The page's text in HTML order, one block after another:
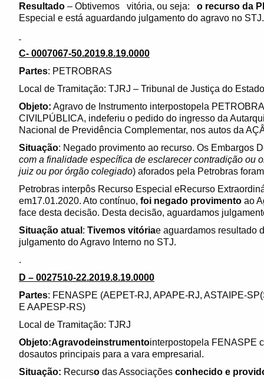
Resultado – Obtivemos vitória, ou seja: o recurso da
Especial e está aguardando julgamento do agravo no STJ.
C- 0007067-50.2019.8.19.0000
Partes: PETROBRAS
Local de Tramitação: TJRJ – Tribunal de Justiça do
Objeto: Agravo de Instrumento interpostopela
CIVILPÚBLICA, indeferiu o pedido do ingresso da
Nacional de Previdência Complementar, nos autos da
Situação: Negado provimento ao recurso. Os Embargos
com a finalidade específica de esclarecer contradição ou
juiz ou por órgão colegiado) aforados pela Petrobras
Petrobras interpôs Recurso Especial eRecurso
em17.01.2020. Ato contínuo, foi negado provimento ao
face desta decisão. Desta decisão, aguardamos
Situação atual : Tivemos vitóriae aguardamos resultado
julgamento do Agravo Interno no STJ.
.
D – 0027510-22.2019.8.19.0000
Partes: FENASPE (AEPET-RJ, APAPE-RJ, ASTAIPE-
E AAPESP-RS)
Local de Tramitação: TJRJ
Objeto:Agravodeinstrumentointerpostopela FENASPE
dosautos principais para a vara empresarial.
Situação: Recurso das Associações conhecido e